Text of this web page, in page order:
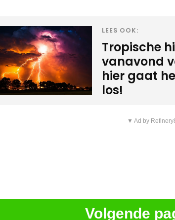
LEES OOK:
Tropische
vanavond
hier gaat
los!
▼ Ad by
Volgende